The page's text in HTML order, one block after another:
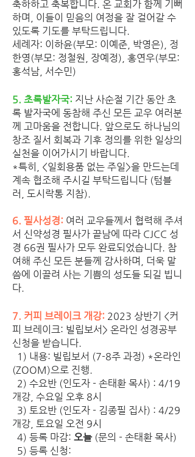
축하하고 축복합니다. 온 교회가 함께 기뻐
하며, 이들이 믿음의 여정을 잘 걸어갈 수
있도록 기도를 부탁드립니다.
세례자: 이하윤(부모: 이예준, 박영은), 정
한영(부모: 정철원, 장예정), 홍연우(부모:
홍석남, 서수민)
5. 초록발자국: 지난 사순절 기간 동안 초
록 발자국에 동참해 주신 모든 교우 여러분
께 고마움을 전합니다. 앞으로도 하나님의
창조 질서 회복과 기후 정의를 위한 일상의
실천을 이어가시기 바랍니다.
*특히, <일회용품 없는 주일>을 만드는데
계속 협조해 주시길 부탁드립니다 (텀블
러, 도시락통 지참).
6. 필사성경: 여러 교우들께서 협력해 주셔
서 신약성경 필사가 끝남에 따라 CJCC 성
경 66권 필사가 모두 완료되었습니다. 참
여해 주신 모든 분들께 감사하며, 더욱 말
씀에 이끌려 사는 기쁨의 성도들 되길 빕니
다.
7. 커피 브레이크 개강: 2023 상반기 <커
피 브레이크: 빌립보서> 온라인 성경공부
신청을 받습니다.
(ZOOM)으로 진행.
개강, 수요일 오후 8시
개강, 토요일 오전 9시
  4) 등록 마감:
오늘 (문의 - 손태환 목사)